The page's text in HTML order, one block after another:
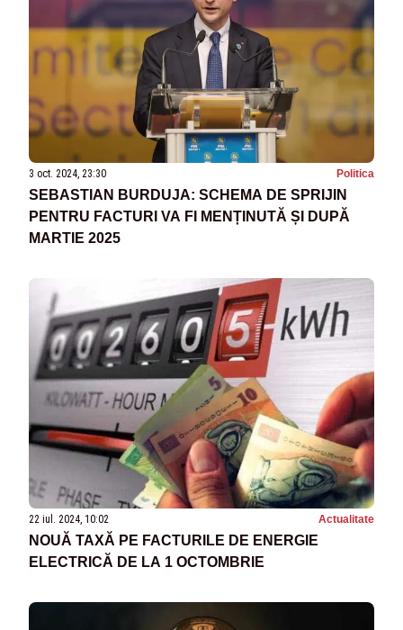
3 oct. 2024, 23:30 Politica
SEBASTIAN BURDUJA: SCHEMA DE SPRIJIN
PENTRU FACTURI VA FI MENȚINUTĂ ȘI DUPĂ
MARTIE 2025
22 iul. 2024, 10:02 Actualitate
NOUĂ TAXĂ PE FACTURILE DE ENERGIE
ELECTRICĂ DE LA 1 OCTOMBRIE